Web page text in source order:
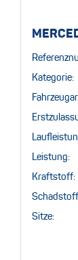
Kategorie:
Leistung:
Kraftstoff:
Sitze: